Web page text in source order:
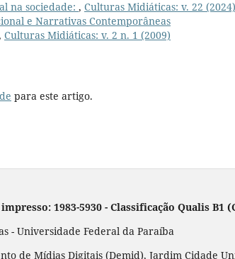
na sociedade: , Culturas Midiáticas: v. 22
e Narrativas Contemporâneas
Culturas Midiáticas: v. 2 n. 1 (2009)
para este artigo.
1983-5930 - Classificação Qualis
- Universidade Federal da Paraíba
de Mídias Digitais (Demid), Jardim Cidade